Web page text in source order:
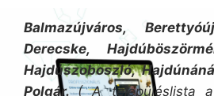
Balmazújváros,
Derecske,
Hajdúszoboszló,
Polgár.( A településlista